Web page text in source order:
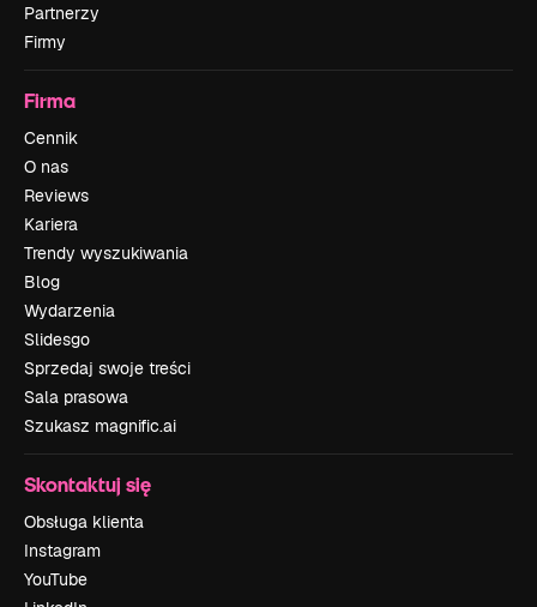
Partnerzy
Firmy
Firma
Cennik
O nas
Reviews
Kariera
Trendy wyszukiwania
Blog
Wydarzenia
Slidesgo
Sprzedaj swoje treści
Sala prasowa
Szukasz magnific.ai
Skontaktuj się
Obsługa klienta
Instagram
YouTube